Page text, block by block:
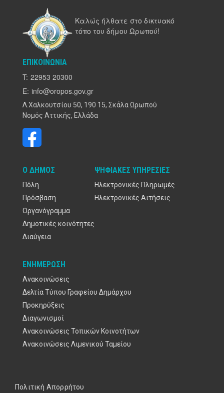
Καλώς ήλθατε στο δικτυακό
τόπο του δήμου Ωρωπού!
ΕΠΙΚΟΙΝΩΝΊΑ
T: 22953 20300
E: info@oropos.gov.gr
Λ.Χαλκουτσίου 50, 190 15, Σκάλα Ωρωπού
Νομός Αττικής, Ελλάδα
Ο ΔΉΜΟΣ
Πόλη
Πρόσβαση
Οργανόγραμμα
Δημοτικές κοινότητες
Διαύγεια
ΨΗΦΙΑΚΈΣ ΥΠΗΡΕΣΊΕΣ
Ηλεκτρονικές Πληρωμές
Ηλεκτρονικές Αιτήσεις
ΕΝΗΜΈΡΩΣΗ
Ανακοινώσεις
Δελτία Τύπου Γραφείου Δημάρχου
Προκηρύξεις
Διαγωνισμοί
Ανακοινώσεις Τοπικών Κοινοτήτων
Ανακοινώσεις Λιμενικού Ταμείου
Πολιτική Απορρήτου